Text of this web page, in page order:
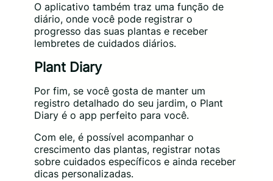
O aplicativo também traz uma função de
diário, onde você pode registrar o
progresso das suas plantas e receber
lembretes de cuidados diários.
Plant Diary
Por fim, se você gosta de manter um
registro detalhado do seu jardim, o Plant
Diary é o app perfeito para você.
Com ele, é possível acompanhar o
crescimento das plantas, registrar notas
sobre cuidados específicos e ainda receber
dicas personalizadas.